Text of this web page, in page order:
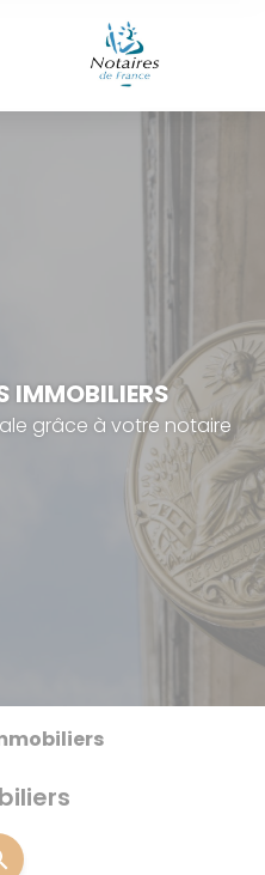
IMMOBILIERS
grâce à votre notaire